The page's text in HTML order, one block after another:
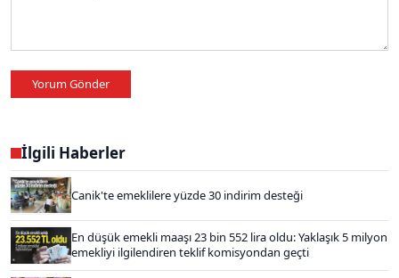
Yorum Gönder
İlgili Haberler
Canik'te emeklilere yüzde 30 indirim desteği
En düşük emekli maaşı 23 bin 552 lira oldu: Yaklaşık 5 milyon
emekliyi ilgilendiren teklif komisyondan geçti